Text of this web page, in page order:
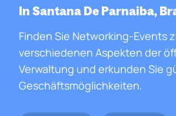
In Santana De Parnaiba,
Finden Sie Networking-Events
verschiedenen Aspekten der
Verwaltung und erkunden Sie
Geschäftsmöglichkeiten.